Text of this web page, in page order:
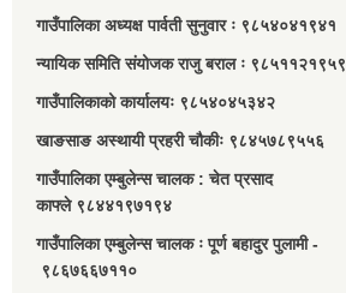
गाउँपालिका अध्यक्ष पार्वती सुनुवार ः ९८५४०४१९४१
न्यायिक समिति संयोजक राजु बराल ः ९८५११२१९५९
गाउँपालिकाको कार्यालयः ९८५४०४५३४२
खाङसाङ अस्थायी प्रहरी चौकीः ९८४५७८९५५६
गाउँपालिका एम्बुलेन्स चालक : चेत प्रसाद
काफ्ले ९८४४१९७१९४
गाउँपालिका एम्बुलेन्स चालक ः पूर्ण बहादुर पुलामी -
९८६७६६७११०